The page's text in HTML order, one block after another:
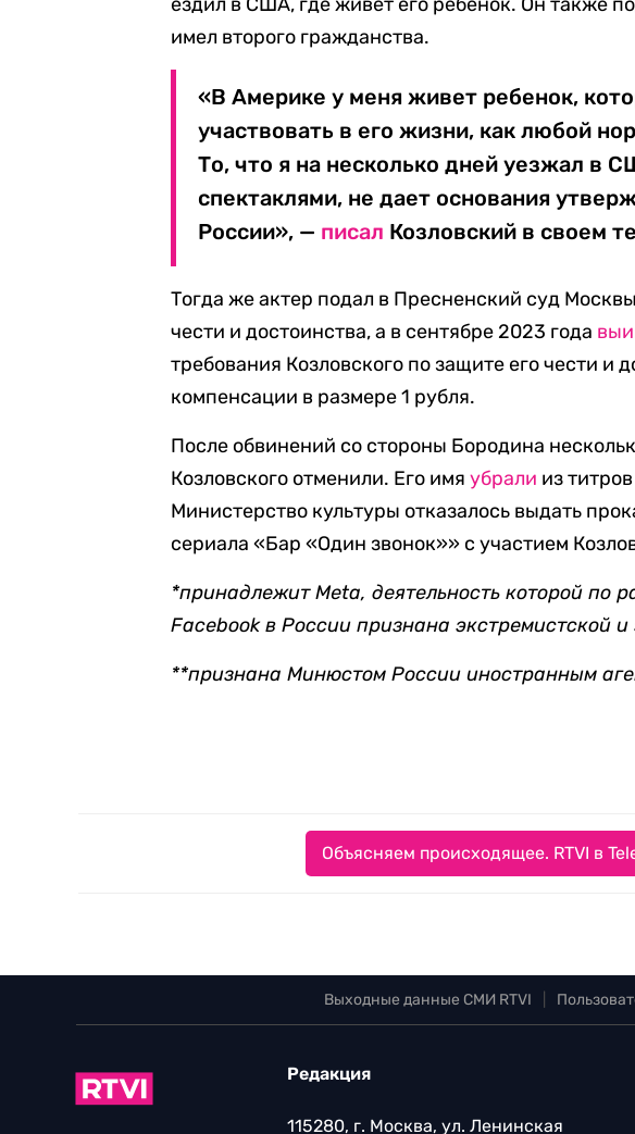
имел второго гражданства.
«В Америке у меня живет ребенок,
участвовать в его жизни, как любой
То, что я на несколько дней уезжал в
спектаклями, не дает основания
России», — писал Козловский в своем
Тогда же актер подал в Пресненский суд
чести и достоинства, а в сентябре 2023 года
требования Козловского по защите его чести и
компенсации в размере 1 рубля.
После обвинений со стороны Бородина
Козловского отменили. Его имяубрали из
Министерство культуры отказалось выдать
сериала «Бар «Один звонок»» с участием
*принадлежит Meta, деятельность которой по
Facebook в России признана экстремистской
**признана Минюстом России иностранным
Объясняем происходящее. RTVI в
Выходные данные СМИ RTVI
Редакция
115280, г. Москва, ул. Ленинская